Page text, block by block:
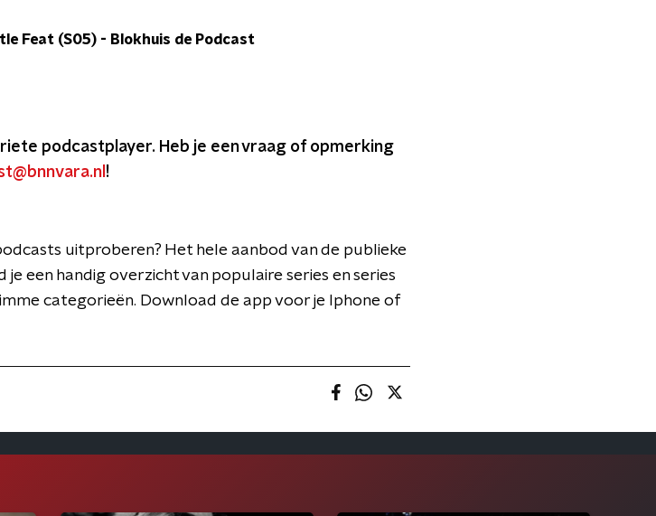
Feat (S05) - Blokhuis de Podcast
podcastplayer. Heb je een vraag of opmerking
!
uitproberen? Het hele aanbod van de publieke
een handig overzicht van populaire series en series
categorieën. Download de app voor je Iphone of